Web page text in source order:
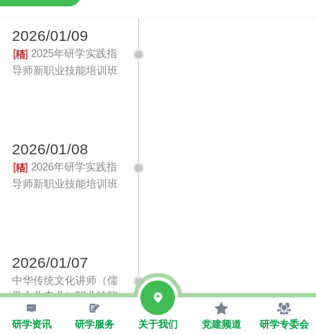
2026/01/09
2025年研学实践指
导师新职业技能培训班
2026/01/08
2026年研学实践指
导师新职业技能培训班
2026/01/07
中华传统文化讲师（儒
学文化专业）职业技能
研修线上培训
研学资讯 研学服务 关于我们 党建频道 研学专委会